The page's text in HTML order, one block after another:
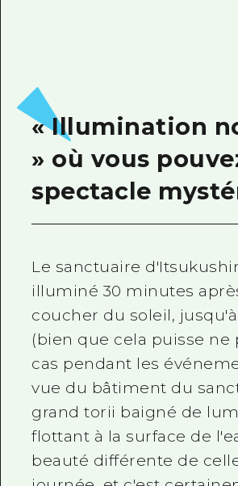
« Illumination
» où vous
spectacle
Le sanctuaire
illuminé 30 minutes
coucher du soleil,